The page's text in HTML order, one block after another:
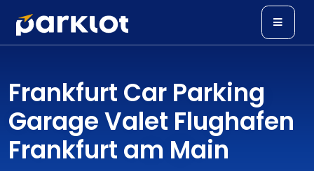
Frankfurt Car Parking
Garage Valet Flughafen
Frankfurt am Main